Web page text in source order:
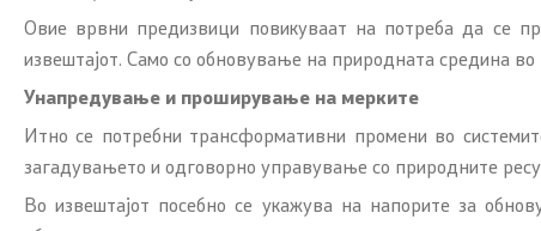
Овие врвни предизвици повикуваат на потреба да се
извештајот. Само со обновување на природната средина
Унапредување и проширување на мерките
Итно се потребни трансформативни промени во
загадувањето и одговорно управување со природните
Во извештајот посебно се укажува на напорите за